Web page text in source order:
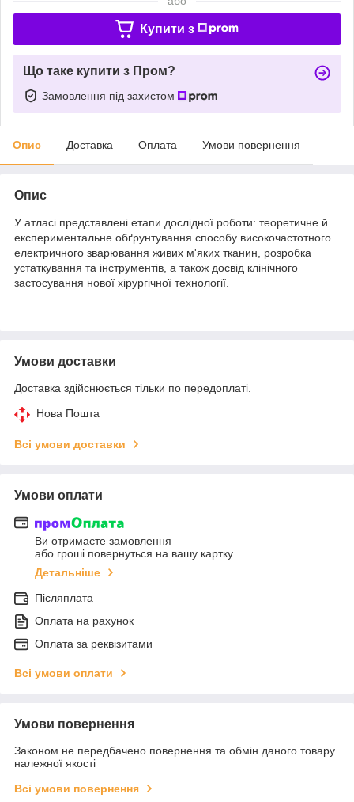
Купити з
Що таке купити з Пром?
Замовлення під захистом
Опис Доставка Оплата Умови повернення
Опис
У атласі представлені етапи дослідної роботи: теоретичне й
експериментальне обґрунтування способу високочастотного
електричного зварювання живих м'яких тканин, розробка
устаткування та інструментів, а також досвід клінічного
застосування нової хірургічної технології.
Умови доставки
Доставка здійснюється тільки по передоплаті.
Нова Пошта
Всі умови доставки
Умови оплати
Ви отримаєте замовлення
або гроші повернуться на вашу картку
Детальніше
Післяплата
Оплата на рахунок
Оплата за реквізитами
Всі умови оплати
Умови повернення
Законом не передбачено повернення та обмін даного товару
належної якості
Всі умови повернення